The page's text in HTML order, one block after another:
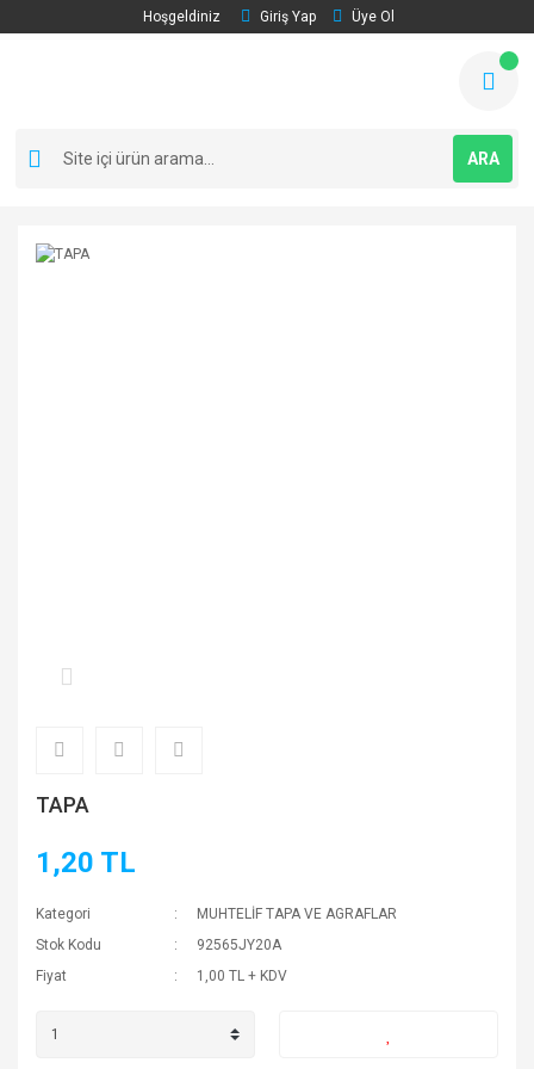
Hoşgeldiniz Giriş Yap Üye Ol
ARA
TAPA
1,20 TL
Kategori
MUHTELİF TAPA VE AGRAFLAR
Stok Kodu
92565JY20A
Fiyat
1,00 TL + KDV